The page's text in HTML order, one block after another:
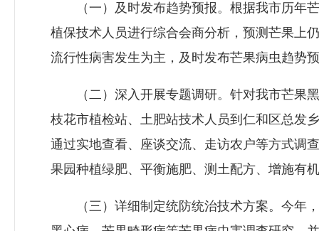
（一）及时发布趋势预报。根据我市历年芒
植保技术人员进行综合会商分析，预测芒果上
流行性病害发生为主，及时发布芒果病虫趋势
（二）深入开展专题调研。针对我市芒果黑
枝花市植检站、土肥站技术人员到仁和区总发
通过实地查看、座谈交流、走访农户等方式调
果园种植绿肥、平衡施肥、测土配方、增施有
（三）详细制定统防统治技术方案。今年，